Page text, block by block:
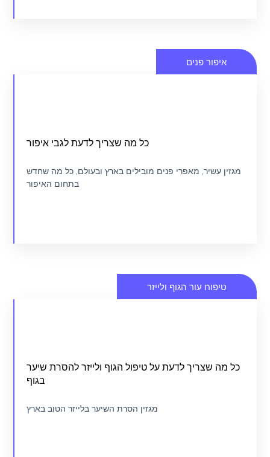
איפור פנים
כל מה שצריך לדעת לגבי איפור
מגזין עשיר, מאפרי פנים מובילים בארץ ובעולם, כל מה שחדש
בתחום האיפור
מגזין איפור
כנסו
טיפוח עור הגוף ולייזר
כל מה שצריך לדעת על טיפול הגוף ולייזר להסרת שיער
בגוף
מגזין הסרת השיער בלייזר הטוב בארץ
מגזין טיפוח עור הגוף ולייזר
כנסו